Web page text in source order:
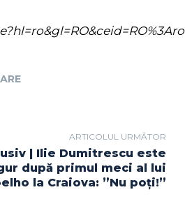
ARTICOLUL URMĂTOR
| Ilie Dumitrescu este
după primul meci al lui
la Craiova: ”Nu poți!”